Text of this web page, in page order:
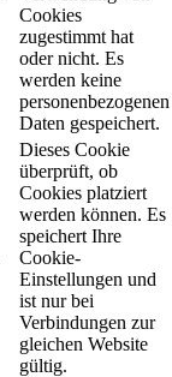
Cookies
zugestimmt hat
oder nicht. Es
werden keine
personenbezogenen
Daten gespeichert.
Dieses Cookie
überprüft, ob
Cookies platziert
werden können. Es
speichert Ihre
Cookie-
Einstellungen und
ist nur bei
Verbindungen zur
gleichen Website
gültig.